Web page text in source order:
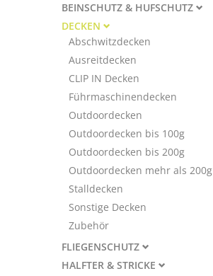
BEINSCHUTZ & HUFSCHUTZ
DECKEN
Abschwitzdecken
Ausreitdecken
CLIP IN Decken
Führmaschinendecken
Outdoordecken
Outdoordecken bis 100g
Outdoordecken bis 200g
Outdoordecken mehr als 200g
Stalldecken
Sonstige Decken
Zubehör
FLIEGENSCHUTZ
HALFTER & STRICKE